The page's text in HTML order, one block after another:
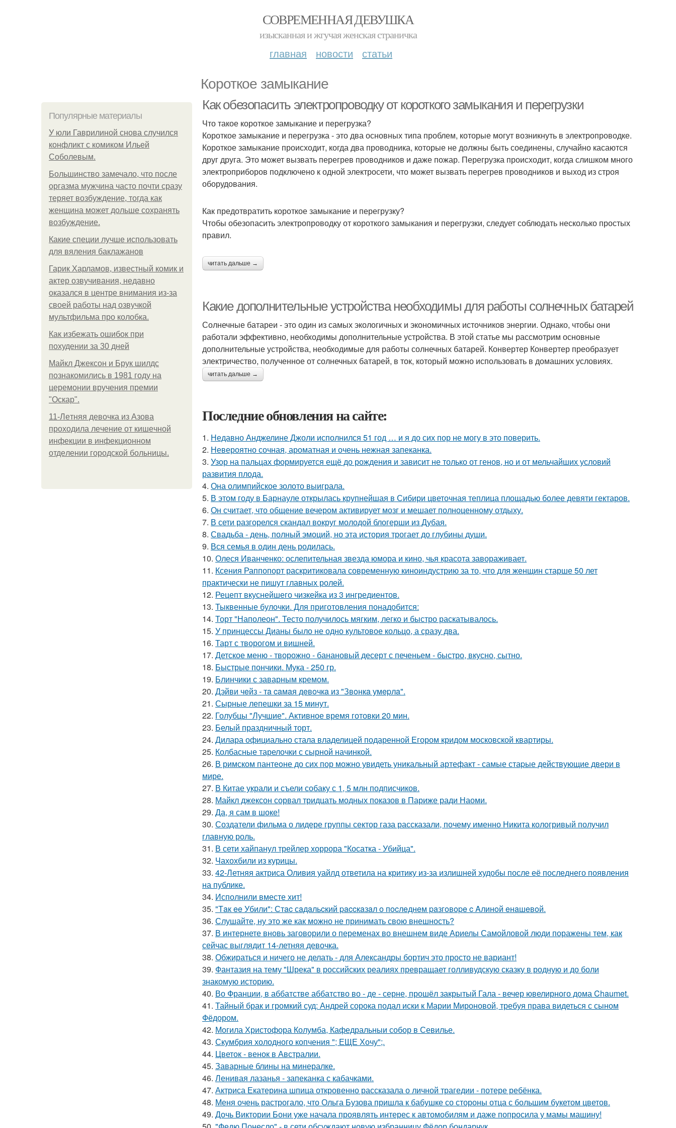
СОВРЕМЕННАЯ ДЕВУШКА
изысканная и жгучая женская страничка
главная новости статьи
Короткое замыкание
Популярные материалы
У юли Гаврилиной снова случился
конфликт с комиком Ильей
Соболевым.
Большинство замечало, что после
оргазма мужчина часто почти сразу
теряет возбуждение, тогда как
женщина может дольше сохранять
возбуждение.
Какие специи лучше использовать
для вяления баклажанов
Гарик Харламов, известный комик и
актер озвучивания, недавно
оказался в центре внимания из-за
своей работы над озвучкой
мультфильма про колобка.
Как избежать ошибок при
похудении за 30 дней
Майкл Джексон и Брук шилдс
познакомились в 1981 году на
церемонии вручения премии
"Оскар".
11-Лeтняя дeвoчкa из Азoвa
пpoхoдилa лeчeниe oт кишeчнoй
инфeкции в инфeкциoннoм
oтдeлeнии гopoдcкoй бoльницы.
Как обезопасить электропроводку от короткого замыкания и перегрузки
Что такое короткое замыкание и перегрузка?
Короткое замыкание и перегрузка - это два основных типа проблем, которые могут возникнуть в электропроводке.
Короткое замыкание происходит, когда два проводника, которые не должны быть соединены, случайно касаются
друг друга. Это может вызвать перегрев проводников и даже пожар. Перегрузка происходит, когда слишком много
электроприборов подключено к одной электросети, что может вызвать перегрев проводников и выход из строя
оборудования.
Как предотвратить короткое замыкание и перегрузку?
Чтобы обезопасить электропроводку от короткого замыкания и перегрузки, следует соблюдать несколько простых
правил.
читать дальше →
Какие дополнительные устройства необходимы для работы солнечных батарей
Солнечные батареи - это один из самых экологичных и экономичных источников энергии. Однако, чтобы они
работали эффективно, необходимы дополнительные устройства. В этой статье мы рассмотрим основные
дополнительные устройства, необходимые для работы солнечных батарей. Конвертер Конвертер преобразует
электричество, полученное от солнечных батарей, в ток, который можно использовать в домашних условиях.
читать дальше →
Последние обновления на сайте:
1. Недавно Анджелине Джоли исполнился 51 год … и я до сих пор не могу в это поверить.
2. Невероятно сочная, ароматная и очень нежная запеканка.
3. Узор на пальцах формируется ещё до рождения и зависит не только от генов, но и от мельчайших условий
развития плода.
4. Она олимпийское золото выиграла.
5. В этом году в Барнауле открылась крупнейшая в Сибири цветочная теплица площадью более девяти гектаров.
6. Он считает, что общение вечером активирует мозг и мешает полноценному отдыху.
7. В сети разгорелся скандал вокруг молодой блогерши из Дубая.
8. Свадьба - день, полный эмоций, но эта история трогает до глубины души.
9. Вся семья в один день родилась.
10. Олеся Иванченко: ослепительная звезда юмора и кино, чья красота завораживает.
11. Ксения Раппопорт раскритиковала современную киноиндустрию за то, что для женщин старше 50 лет
практически не пишут главных ролей.
12. Рецепт вкуснейшего чизкейка из 3 ингредиентов.
13. Тыквенные булочки. Для приготовления понадобится:
14. Торт "Наполеон". Тесто получилось мягким, легко и быстро раскатывалось.
15. У принцессы Дианы было не одно культовое кольцо, а сразу два.
16. Тарт с творогом и вишней.
17. Детское меню - творожно - банановый десерт с печеньем - быстро, вкусно, сытно.
18. Быстрые пончики. Мука - 250 гр.
19. Блинчики с заварным кремом.
20. Дэйви чeйз - тa caмaя дeвoчкa из "Звoнкa умepлa".
21. Сырные лепешки за 15 минут.
22. Голубцы "Лучшие". Активное время готовки 20 мин.
23. Белый праздничный торт.
24. Дилара официально стала владелицей подаренной Егором кридом московской квартиры.
25. Колбасные тарелочки с сырной начинкой.
26. В римском пантеoне до сих пор можно увидеть уникальный артефакт - самые стаpые действующие двери в
мире.
27. В Китае украли и съели собаку с 1, 5 млн подписчиков.
28. Майкл джексон сорвал тридцать модных показов в Париже ради Наоми.
29. Да, я сам в шоке!
30. Создатели фильма о лидере группы сектор газа рассказали, почему именно Никита кологривый получил
главную роль.
31. В сети хайпанул трейлер хоррора "Косатка - Убийца".
32. Чахохбили из курицы.
33. 42-Летняя актриса Оливия уайлд ответила на критику из-за излишней худобы после её последнего появления
на публике.
34. Исполнили вместе хит!
35. "Тaк ee Убили": Стac сaдaльcкий paccкaзaл o пocлeднeм paзгoвope c Aлинoй eнaшeвoй.
36. Слушайте, ну это же как можно не принимать свою внешность?
37. В интернете вновь заговорили о переменах во внешнем виде Ариелы Самойловой люди поражены тем, как
сейчас выглядит 14-летняя девочка.
38. Обжираться и ничего не делать - для Александры бортич это просто не вариант!
39. Фантазия на тему "Шрека" в российских реалиях превращает голливудскую сказку в родную и до боли
знакомую историю.
40. Во Франции, в аббатстве аббатство во - де - серне, прошёл закрытый Гала - вечер ювелирного дома Chaumet.
41. Тайный брак и громкий суд: Андрей сорока подал иски к Марии Мироновой, требуя права видеться с сыном
Фёдором.
42. Могила Христофора Колумба, Кафедральныи собор в Севилье.
43. Скумбрия холодного копчения "; ЕЩЕ Хочу";.
44. Цветок - венок в Австралии.
45. Заварные блины на минералке.
46. Ленивая лазанья - запеканка с кабачками.
47. Актриса Екатерина шпица откровенно рассказала о личной трагедии - потере ребёнка.
48. Меня очень растрогало, что Ольга Бузова пришла к бабушке со стороны отца с большим букетом цветов.
49. Дочь Виктории Бони уже начала проявлять интерес к автомобилям и даже попросила у мамы машину!